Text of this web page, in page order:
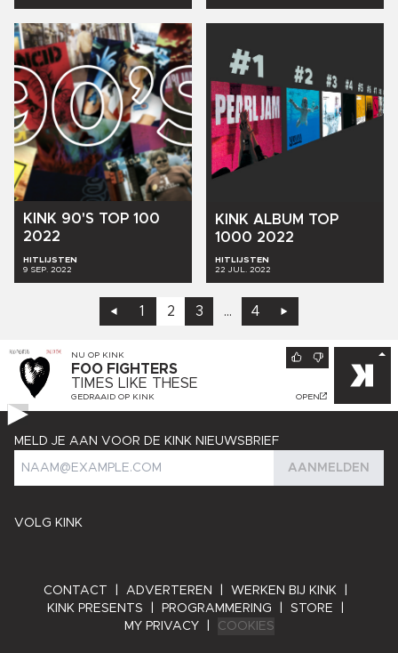
KINK 90'S TOP 100
2022
HITLIJSTEN
9 SEP. 2022
KINK ALBUM TOP
1000 2022
HITLIJSTEN
22 JUL. 2022
1 2 3 ... 4
NU OP KINK
FOO FIGHTERS
TIMES LIKE THESE
GEDRAAID OP KINK OPEN
VOLG KINK
MELD JE AAN VOOR DE KINK NIEUWSBRIEF
AANMELDEN
CONTACT ADVERTEREN WERKEN BIJ KINK
KINK PRESENTS
PROGRAMMERING STORE
MY PRIVACY
COOKIES